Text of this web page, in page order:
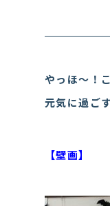
やっほ～！
元気に過ご
【壁画】